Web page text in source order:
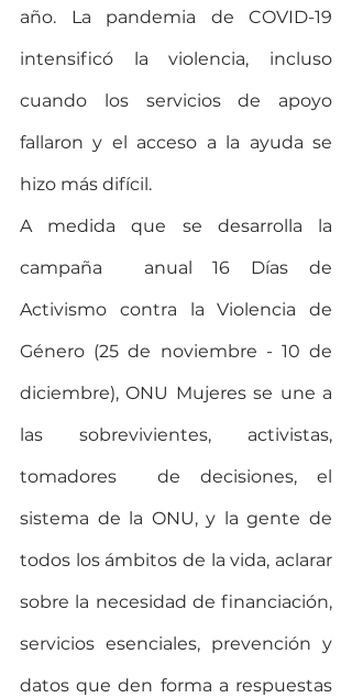
año. La pandemia de COVID-19
intensificó la violencia, incluso
cuando los servicios de apoyo
fallaron y el acceso a la ayuda se
hizo más difícil.
A medida que se desarrolla la
campaña  anual 16 Días de
Activismo contra la Violencia de
Género (25 de noviembre - 10 de
diciembre), ONU Mujeres se une a
las sobrevivientes, activistas,
tomadores  de decisiones, el
sistema de la ONU, y la gente de
todos los ámbitos de la vida, aclarar
sobre la necesidad de financiación,
servicios esenciales, prevención y
datos que den forma a respuestas